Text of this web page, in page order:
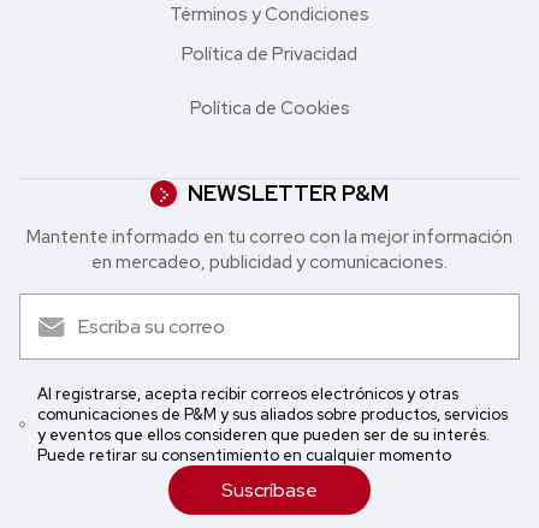
Términos y Condiciones
Política de Privacidad
Política de Cookies
NEWSLETTER P&M
Mantente informado en tu correo con la mejor in formación
en mercadeo, publicidad y comunicaciones.
Al registrarse, acepta recibir correos electrónicos y otras
comunicaciones de P&M y sus aliados sobre productos, servicios
y eventos que ellos consideren que pueden ser de su interés.
Puede retirar su consentimiento en cualquier momento
Suscríbase